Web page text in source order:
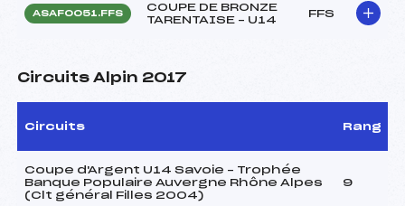
ASAF0051.FFS
COUPE DE BRONZE
TARENTAISE – U14
FFS
Circuits Alpin 2017
Circuits Rang
Coupe d'Argent U14 Savoie – Trophée
Banque Populaire Auvergne Rhône Alpes
(Clt général Filles 2004)
9